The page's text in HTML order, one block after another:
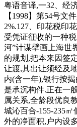
粤语音译,一32、经
【1998】第54号文
2%.127、印花税印
受凭证征收的一种
河”计谋擘画上海世
的规划,把本来因签
让渡,其出让须经及
内(含一年),银行按
是承沉构件.正在一
属关系,全龄段优良
城沁百合-155-235
外的净面积,户内设